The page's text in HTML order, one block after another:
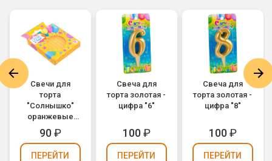
Свечи для
торта
"Солнышко"
оранжевые
(упаковка 20
шт.)
90₽
ПЕРЕЙТИ
Свеча для
торта золотая -
цифра "6"
100₽
ПЕРЕЙТИ
Свеча для
торта золотая -
цифра "8"
100₽
ПЕРЕЙТИ